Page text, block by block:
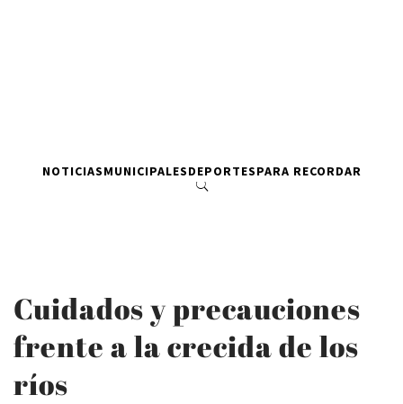
NOTICIASMUNICIPALESDEPORTESPARA RECORDAR
Cuidados y precauciones
frente a la crecida de los
ríos